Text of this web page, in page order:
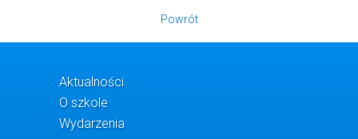
Powrót
Aktualności
O szkole
Wydarzenia